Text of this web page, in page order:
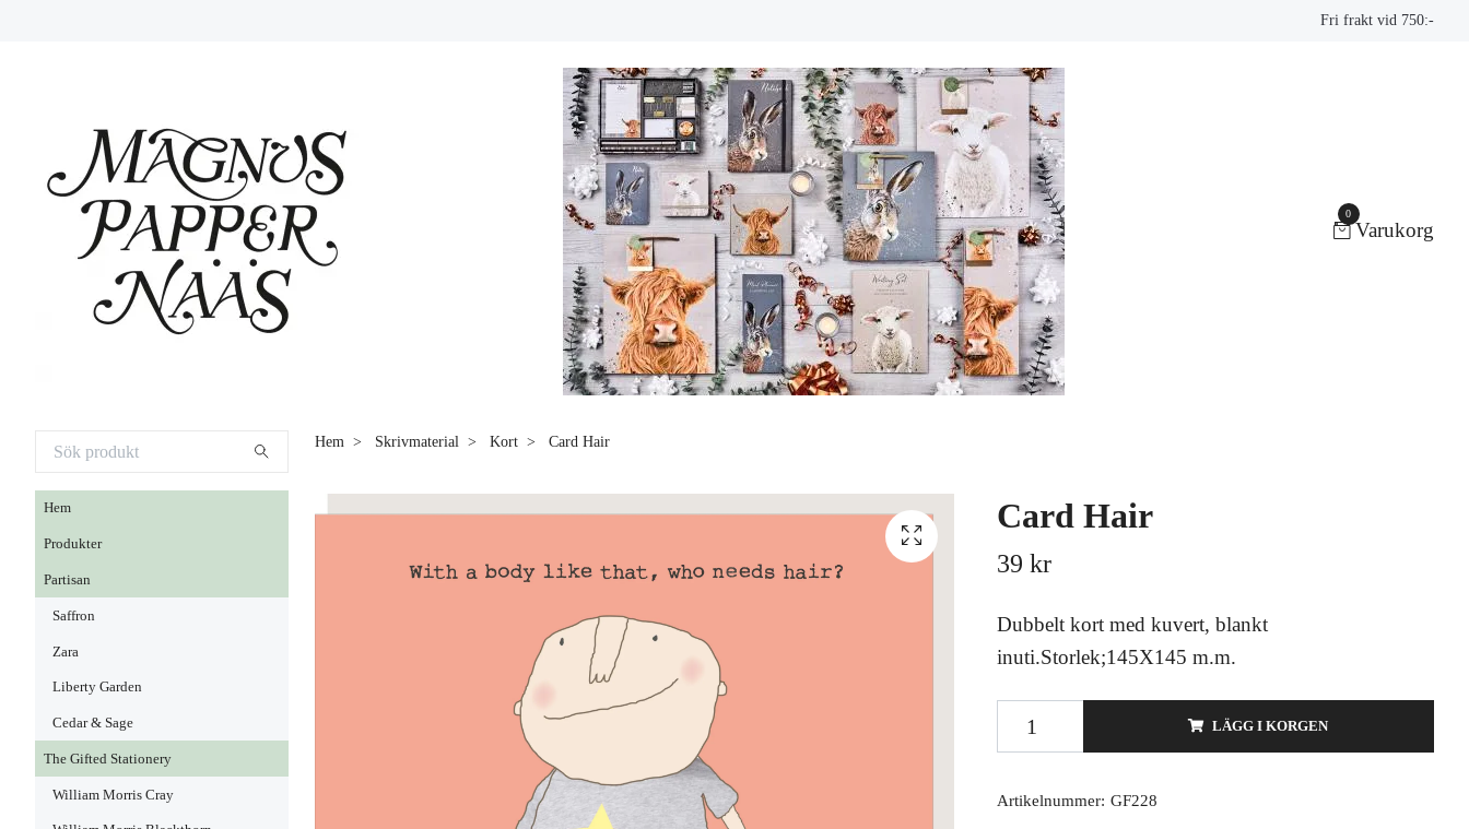
Fri frakt vid 750:-
0
Varukorg
Hem
Produkter
Partisan
Saffron
Zara
Liberty Garden
Cedar & Sage
The Gifted Stationery
William Morris Cray
Hem Skrivmaterial Kort Card Hair
Card Hair
39 kr
Dubbelt kort med kuvert, blankt
inuti.Storlek;145X145 m.m.
LÄGG I KORGEN
Artikelnummer: GF228